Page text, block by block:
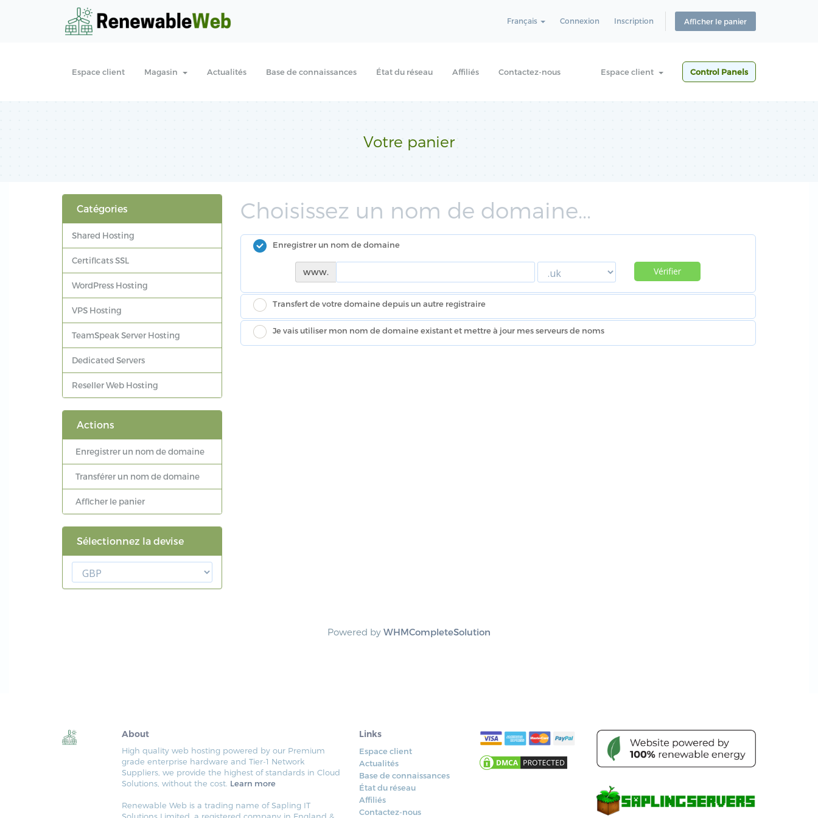
Français Connexion Inscription Afficher le panier
Espace client Magasin Actualités Base de connaissances État du réseau Affiliés Contactez-nous Espace client Control Panels
Votre panier
Catégories
Shared Hosting
Certificats SSL
WordPress Hosting
VPS Hosting
TeamSpeak Server Hosting
Dedicated Servers
Reseller Web Hosting
Actions
Enregistrer un nom de domaine
Transférer un nom de domaine
Afficher le panier
Sélectionnez la devise
Choisissez un nom de domaine...
Enregistrer un nom de domaine
www. Vérifier
Transfert de votre domaine depuis un autre registraire
Je vais utiliser mon nom de domaine existant et mettre à jour mes serveurs de noms
Powered by WHMCompleteSolution
About
High quality web hosting powered by our Premium
grade enterprise hardware and Tier-1 Network
Suppliers, we provide the highest of standards in Cloud
Solutions, without the cost. Learn more
Renewable Web is a trading name of Sapling IT
Links
Espace client
Actualités
Base de connaissances
État du réseau
Affiliés
Contactez-nous